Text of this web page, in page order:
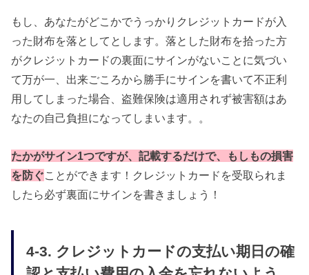
もし、あなたがどこかでうっかりクレジットカードが入
った財布を落としてとします。落とした財布を拾った方
がクレジットカードの裏面にサインがないことに気づい
て万が一、出来ごころから勝手にサインを書いて不正利
用してしまった場合、盗難保険は適用されず被害額はあ
なたの自己負担になってしまいます。。
たかがサイン1つですが、記載するだけで、もしもの損害
を防ぐ ことができます！クレジットカードを受取られま
したら必ず裏面にサインを書きましょう！
4-3. クレジットカードの支払い期日の確